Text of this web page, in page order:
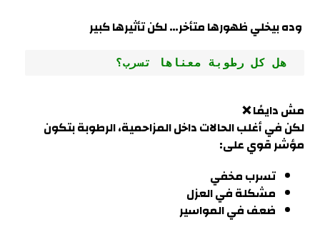
وده بيخلي ظهورها متأخر… لكن تأثيرها كبير
هل كل رطوبة معناها تسرب؟
مش دايمًا ❌
لكن في أغلب الحالات داخلالمزاحمية، الرطوبة بتكون
مؤشر قوي على:
تسرب مخفي
مشكلة في العزل
ضعف في المواسير